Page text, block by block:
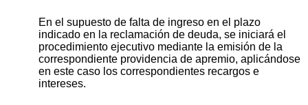
En el supuesto de falta de ingreso en el plazo
indicado en la reclamación de deuda, se iniciará el
procedimiento ejecutivo mediante la emisión de la
correspondiente providencia de apremio, aplicándose
en este caso los correspondientes recargos e
intereses.